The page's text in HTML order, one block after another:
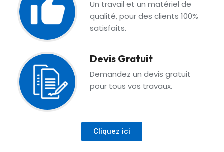
Un travail et un matériel de
qualité, pour des clients 100%
satisfaits.
Devis Gratuit
Demandez un devis gratuit
pour tous vos travaux.
Cliquez ici